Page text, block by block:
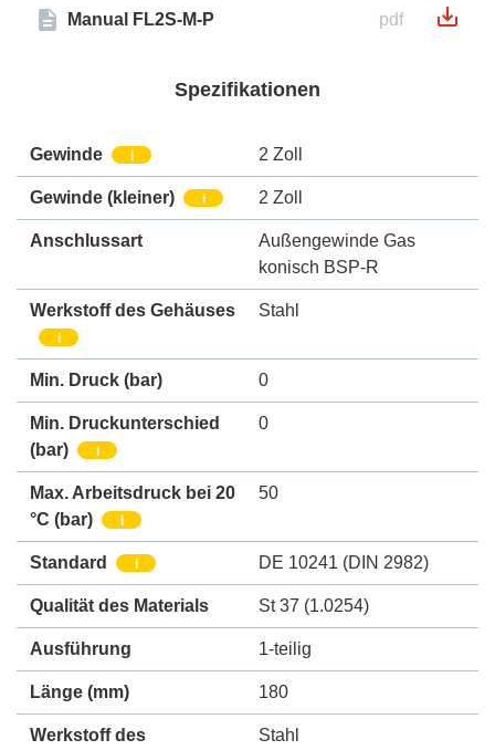
Manual FL2S-M-P pdf
Spezifikationen
Gewinde i 2 Zoll
Gewinde (kleiner) i 2 Zoll
Anschlussart
Außengewinde Gas
konisch BSP-R
Werkstoff des Gehäuses
i
Stahl
Min. Druck (bar) 0
Min. Druckunterschied
(bar)
i
0
Max. Arbeitsdruck bei 20
°C (bar)
i
50
Standard i DE 10241 (DIN 2982)
Qualität des Materials St 37 (1.0254)
Ausführung 1-teilig
Länge (mm) 180
Werkstoff des Stahl